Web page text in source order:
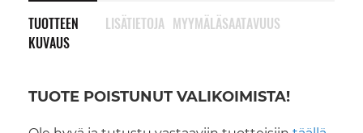
TUOTTEEN
KUVAUS
TUOTE POISTUNUT VALIKOIMISTA!
LISÄTIETOJA MYYMÄLÄSAATAVUUS